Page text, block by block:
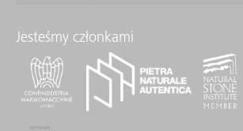
Jesteśmy członkami